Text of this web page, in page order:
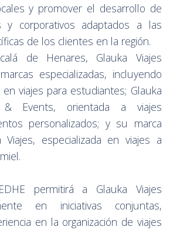
y promover el desarrollo de
y corporativos adaptados a las
de los clientes en la región.
de Henares, Glauka Viajes
especializadas, incluyendo
viajes para estudiantes; Glauka
& Events, orientada a viajes
personalizados; y su marca
Viajes, especializada en viajes a
permitirá a Glauka Viajes
en iniciativas conjuntas,
en la organización de viajes